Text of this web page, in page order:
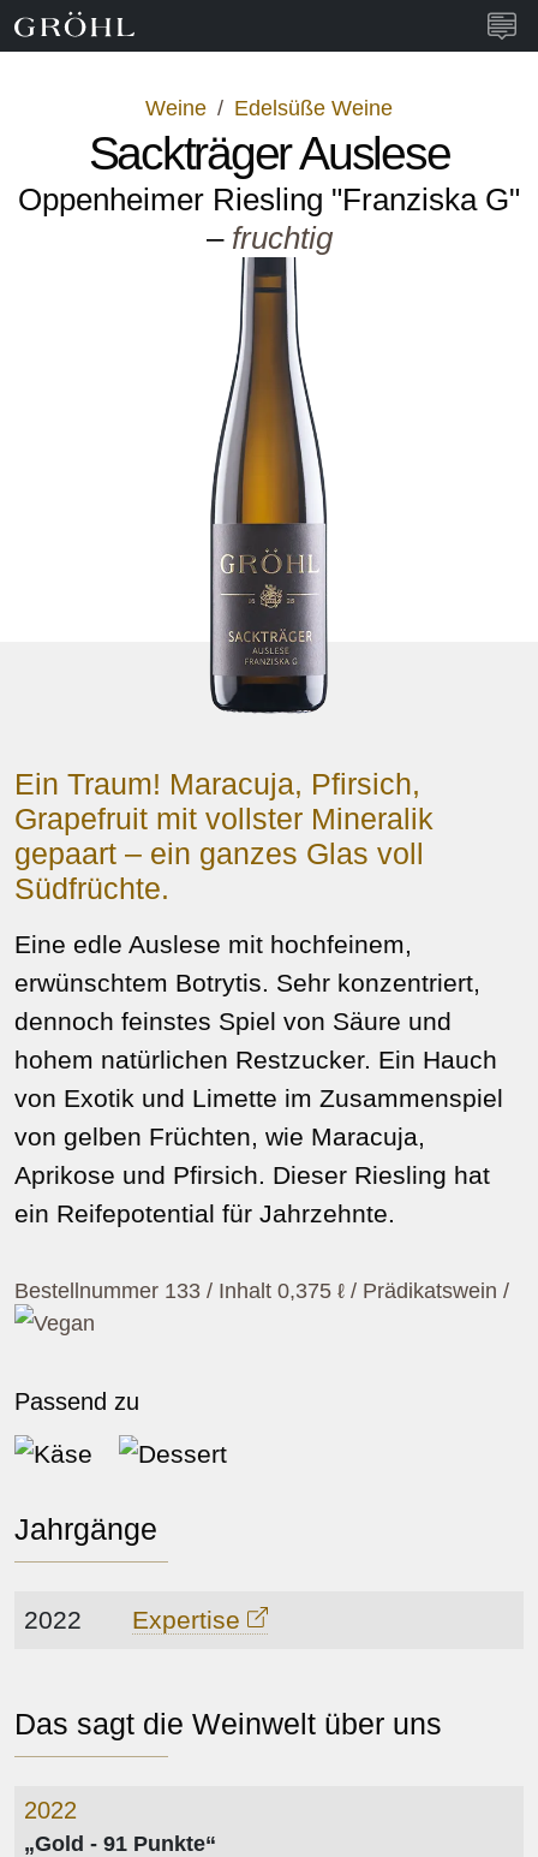
Weine / Edelsüße Weine
Sackträger Auslese
Oppenheimer Riesling "Franziska G"
– fruchtig
Ein Traum! Maracuja, Pfirsich,
Grapefruit mit vollster Mineralik
gepaart – ein ganzes Glas voll
Südfrüchte.
Eine edle Auslese mit hochfeinem,
erwünschtem Botrytis. Sehr konzentriert,
dennoch feinstes Spiel von Säure und
hohem natürlichen Restzucker. Ein Hauch
von Exotik und Limette im Zusammenspiel
von gelben Früchten, wie Maracuja,
Aprikose und Pfirsich. Dieser Riesling hat
ein Reifepotential für Jahrzehnte.
Bestellnummer 133 / Inhalt 0,375 ℓ / Prädikatswein /
Passend zu
Käse
Dessert
Jahrgänge
2022 Expertise
Das sagt die Weinwelt über uns
2022
„Gold - 91 Punkte“